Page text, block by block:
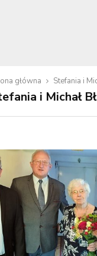
główna Stefania i
i Michał